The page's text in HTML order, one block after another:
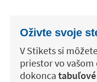
Oživte svoje
V Stikets si
priestor vo
dokonca